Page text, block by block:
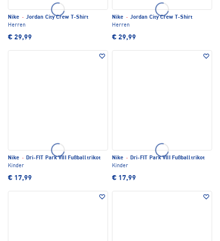
Nike · Jordan City Crew T-Shirt
Herren
€ 29,99
Nike · Jordan City Crew T-Shirt
Herren
€ 29,99
Nike · Dri-FIT Park VIII Fußballtrikot
Kinder
€ 17,99
Nike · Dri-FIT Park VIII Fußballtrikot
Kinder
€ 17,99